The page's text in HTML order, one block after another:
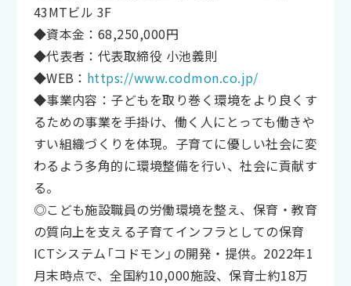
43MTビル 3F
◆資本金：68,250,000円
◆代表者：代表取締役 小池義則
◆WEB： https://www.codmon.co.jp/
◆事業内容：子どもを取り巻く環境をより良くす
るための事業を手掛け、働く人にとっても働きや
すい組織づくりを体現。子育てに優しい社会に変
わるよう多角的に環境整備を行い、社会に貢献す
る。
◎こども施設職員の労働環境を整え、保育・教育
の質向上を支える子育てインフラとしての保育
ICTシステム「コドモン」の開発・提供。2022年1
月末時点で、全国約10,000施設、保育士約18万